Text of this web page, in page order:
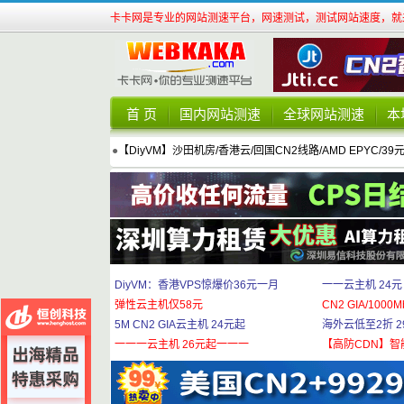
卡卡网是专业的网站测速平台，网速测试，测试网站速度，
首 页 国内网站测速 全球网站测速 本
● 【DiyVM】沙田机房/香港云/回国CN2线路/AMD EPYC/39
DiyVM：香港VPS惊爆价36元一月
弹性云主机仅58元
5M CN2 GIA云主机 24元起
一一一云主机 26元起一一一
一一云主机 24
CN2 GIA/
海外云低至2折
【高防CDN】